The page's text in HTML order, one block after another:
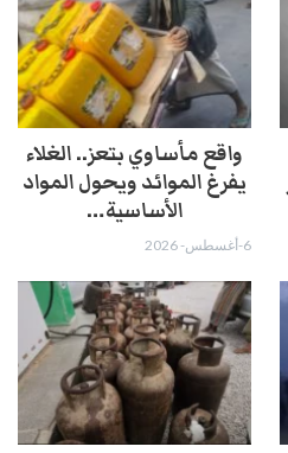
واقع مأساوي بتعز.. الغلاء
يفرغ الموائد ويحول المواد
الأساسية…
6-أغسطس- 2026